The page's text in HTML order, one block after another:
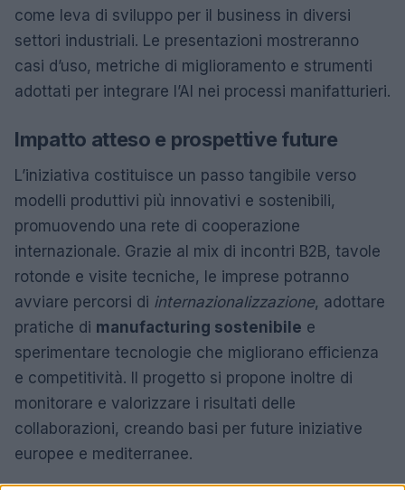
come leva di sviluppo per il business in diversi
settori industriali. Le presentazioni mostreranno
casi d’uso, metriche di miglioramento e strumenti
adottati per integrare l’AI nei processi manifatturieri.
Impatto atteso e prospettive future
L’iniziativa costituisce un passo tangibile verso
modelli produttivi più innovativi e sostenibili,
promuovendo una rete di cooperazione
internazionale. Grazie al mix di incontri B2B, tavole
rotonde e visite tecniche, le imprese potranno
avviare percorsi di internazionalizzazione, adottare
pratiche di manufacturing sostenibile e
sperimentare tecnologie che migliorano efficienza
e competitività. Il progetto si propone inoltre di
monitorare e valorizzare i risultati delle
collaborazioni, creando basi per future iniziative
europee e mediterranee.